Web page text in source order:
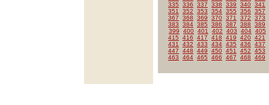
335
336 337 338 339 340 341
351
352 353 354 355 356
357
367
368 369 370 371 372
373
383
384 385 386 387 388
389
399
400 401 402 403 404 405
415
416 417 418 419 420 421
431
432 433 434 435 436
437
447
448 449 450 451 452
453
463
464 465 466 467 468 469